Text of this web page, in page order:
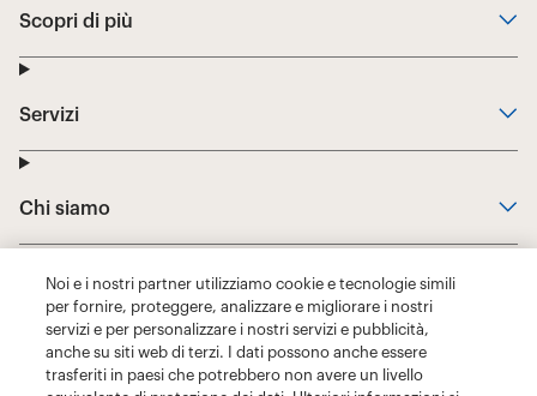
Noi e i nostri partner utilizziamo cookie e tecnologie simili
per fornire, proteggere, analizzare e migliorare i nostri
servizi e per personalizzare i nostri servizi e pubblicità,
anche su siti web di terzi. I dati possono anche essere
trasferiti in paesi che potrebbero non avere un livello